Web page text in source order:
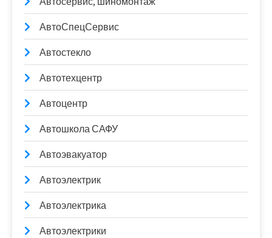
АвтоСпецСервис
Автостекло
Автотехцентр
Автоцентр
Автошкола САФУ
Автоэвакуатор
Автоэлектрик
Автоэлектрика
Автоэлектрики